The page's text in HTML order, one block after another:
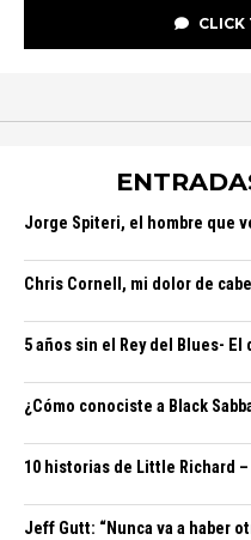
CLICK
Jorge Spiteri, el hombre que
Chris Cornell, mi dolor de
5 años sin el Rey del Blues- El
¿Cómo conociste a Black
10 historias de Little Richard –
Jeff Gutt: “Nunca va a haber